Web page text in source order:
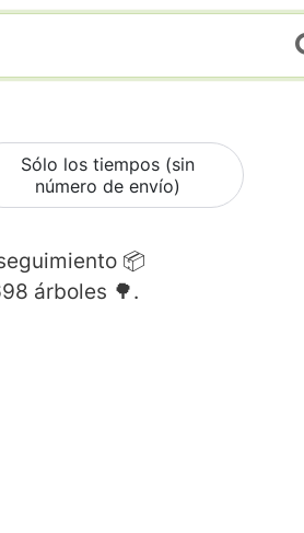
Sólo los tiempos (sin
número de envío)
📦
árboles 🌳.